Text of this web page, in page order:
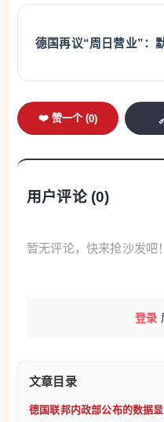
德国再议“周日营业”：
❤️ 赞一个 (0)
用户评论 (0)
暂无评论，快来抢沙发吧
登录
文章目录
德国联邦内政部公布的数据